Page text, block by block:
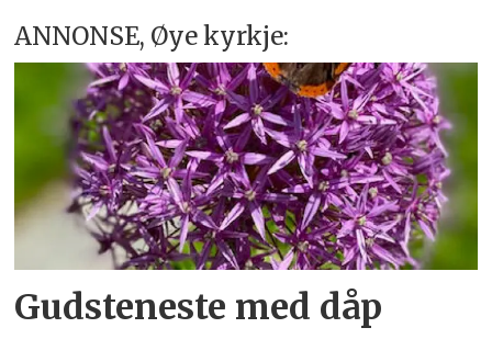
ANNONSE, Øye kyrkje:
Gudsteneste med dåp